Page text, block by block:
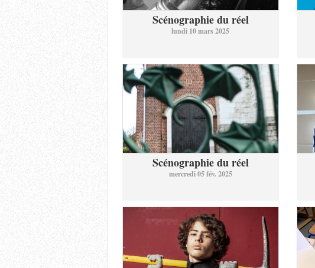
Scénographie du réel
lundi 10 mars 2025
Scénographie du réel
mercredi 05 fév. 2025